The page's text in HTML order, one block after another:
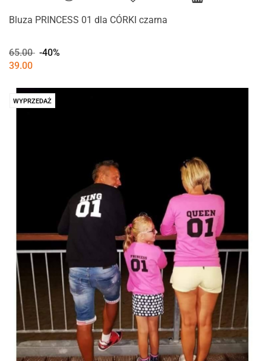
Bluza PRINCESS 01 dla CÓRKI czarna
65.00 -40%
39.00
WYPRZEDAŻ